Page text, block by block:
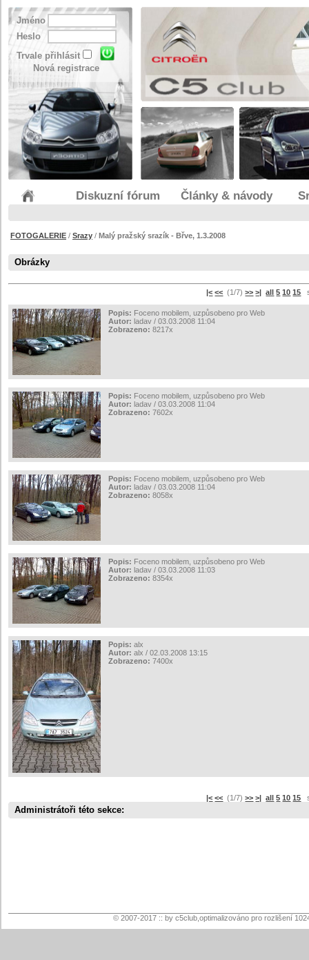
Jméno
Heslo
Trvale přihlásit
Nová registrace
Diskuzní fórum Články & návody
FOTOGALERIE / Srazy / Malý pražský srazík - Břve, 1.3.2008
Obrázky
|< << (1/7)>> >| all 5 10 15
Popis: Foceno mobilem, uzpůsobeno pro Web
Autor: ladav / 03.03.2008 11:04
Zobrazeno: 8217x
Popis: Foceno mobilem, uzpůsobeno pro Web
Autor: ladav / 03.03.2008 11:04
Zobrazeno: 7602x
Popis: Foceno mobilem, uzpůsobeno pro Web
Autor: ladav / 03.03.2008 11:04
Zobrazeno: 8058x
Popis: Foceno mobilem, uzpůsobeno pro Web
Autor: ladav / 03.03.2008 11:03
Zobrazeno: 8354x
Popis: alx
Autor: alx / 02.03.2008 13:15
Zobrazeno: 7400x
|< << (1/7)>> >| all 5 10 15
Administrátoři této sekce:
© 2007-2017 :: by c5club,optimalizováno pro rozlišení